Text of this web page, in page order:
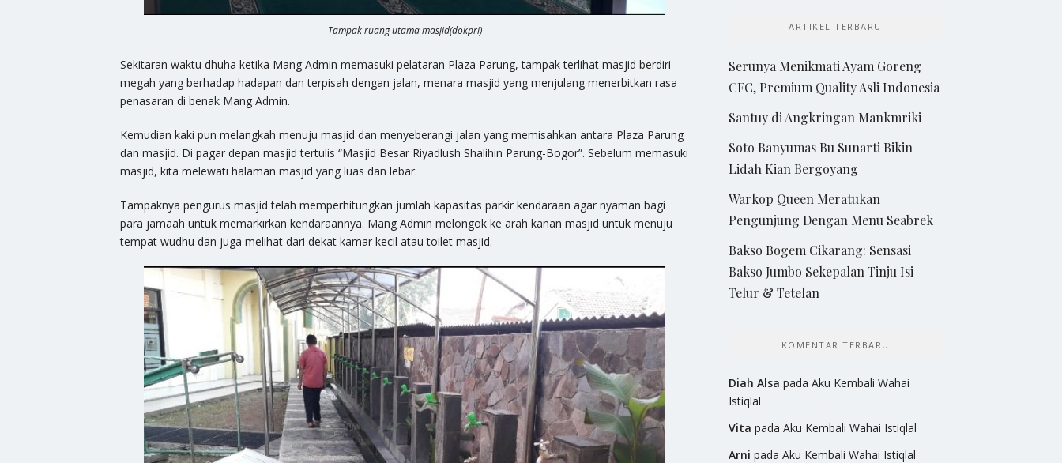
Tampak ruang utama masjid(dokpri)
Sekitaran waktu dhuha ketika Mang Admin memasuki pelataran Plaza Parung, tampak terlihat masjid berdiri
megah yang berhadap hadapan dan terpisah dengan jalan, menara masjid yang menjulang menerbitkan rasa
penasaran di benak Mang Admin.
Kemudian kaki pun melangkah menuju masjid dan menyeberangi jalan yang memisahkan antara Plaza Parung
dan masjid. Di pagar depan masjid tertulis “Masjid Besar Riyadlush Shalihin Parung-Bogor”. Sebelum memasuki
masjid, kita melewati halaman masjid yang luas dan lebar.
Tampaknya pengurus masjid telah memperhitungkan jumlah kapasitas parkir kendaraan agar nyaman bagi
para jamaah untuk memarkirkan kendaraannya. Mang Admin melongok ke arah kanan masjid untuk menuju
tempat wudhu dan juga melihat dari dekat kamar kecil atau toilet masjid.
ARTIKEL TERBARU
Serunya Menikmati Ayam Goreng
CFC, Premium Quality Asli Indonesia
Santuy di Angkringan Mankmriki
Soto Banyumas Bu Sunarti Bikin
Lidah Kian Bergoyang
Warkop Queen Meratukan
Pengunjung Dengan Menu Seabrek
Bakso Bogem Cikarang: Sensasi
Bakso Jumbo Sekepalan Tinju Isi
Telur & Tetelan
KOMENTAR TERBARU
Diah Alsa pada Aku Kembali Wahai
Istiqlal
Vita pada Aku Kembali Wahai Istiqlal
Arni pada Aku Kembali Wahai Istiqlal